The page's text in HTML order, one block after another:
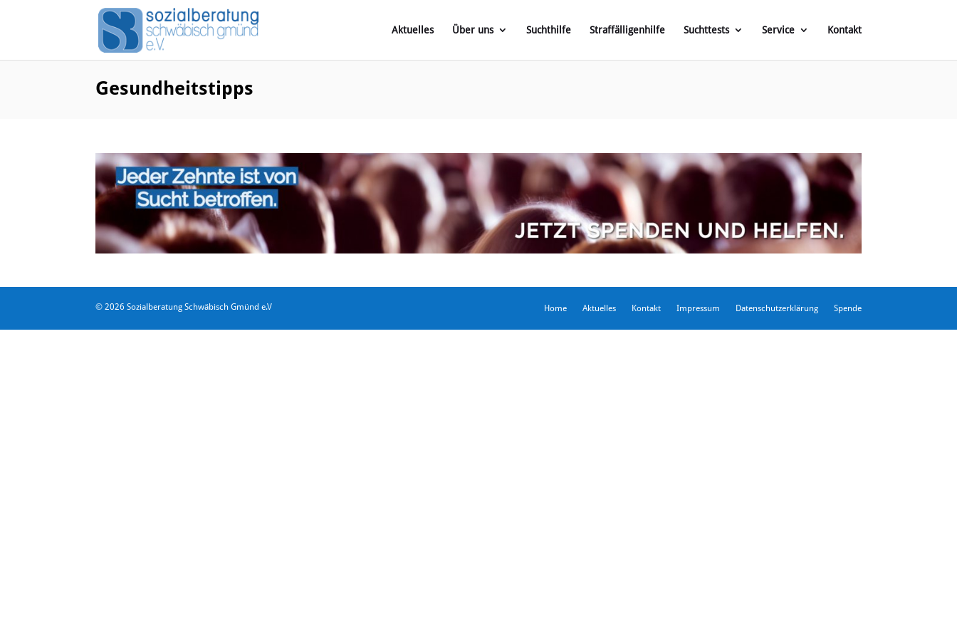
Aktuelles Über uns Suchthilfe Straffälligenhilfe Suchttests Service Kontakt
Gesundheitstipps
© 2026 Sozialberatung Schwäbisch Gmünd e.V Home Aktuelles Kontakt Impressum Datenschutzerklärung Spende